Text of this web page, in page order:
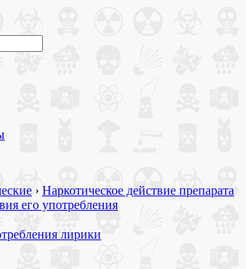
› Наркотическое действие препарата
его употребления